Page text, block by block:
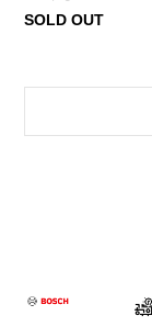
SOLD OUT